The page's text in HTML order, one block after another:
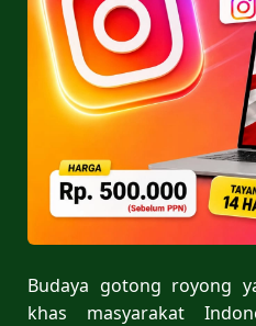
Budaya gotong royong
khas masyarakat